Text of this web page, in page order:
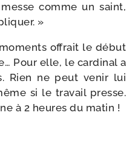
comme un saint,
»
offrait le début
Pour elle, le car­di­nal a
Rien ne peut venir lui
si le tra­vail presse.
à 2 heures du matin !